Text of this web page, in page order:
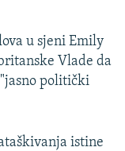
u sjeni Emily
Vlade da
politički
istine